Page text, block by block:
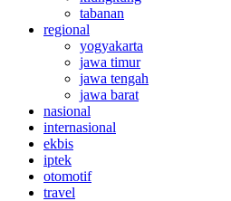
tabanan
regional
yogyakarta
jawa timur
jawa tengah
jawa barat
nasional
internasional
ekbis
iptek
otomotif
travel